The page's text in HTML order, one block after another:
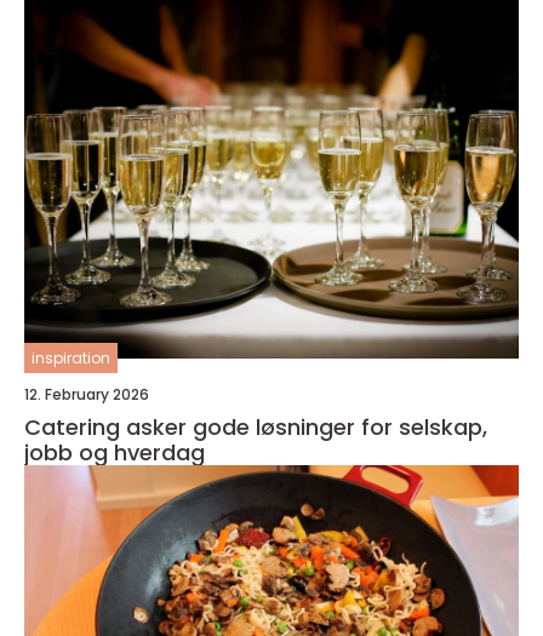
inspiration
12. February 2026
Catering asker gode løsninger for selskap,
jobb og hverdag